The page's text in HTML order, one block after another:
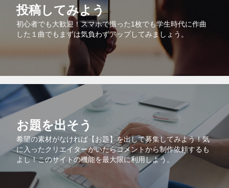
投稿してみよう
初心者でも大歓迎！スマホで撮った1枚でも学生時代に作曲
した１曲でもまずは気負わずアップしてみましょう。
お題を出そう
希望の素材がなければ【お題】を出して募集してみよう！気
に入ったクリエイターがいたらコメントから制作依頼するも
よし！このサイトの機能を最大限に利用しよう。